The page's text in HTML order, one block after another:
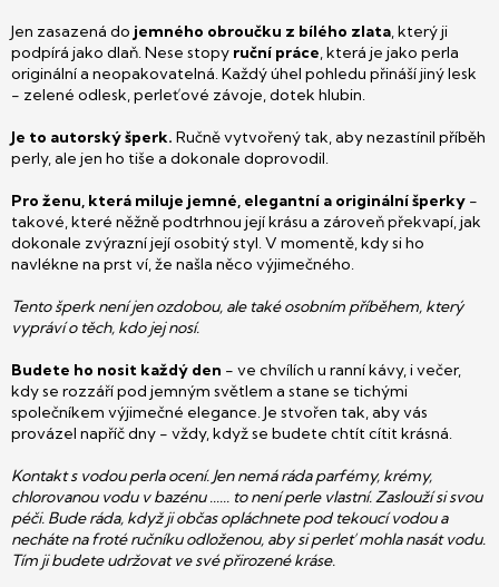
Jen zasazená do jemného obroučku z bílého zlata, který ji
podpírá jako dlaň. Nese stopy ruční práce, která je jako perla
originální a neopakovatelná. Každý úhel pohledu přináší jiný lesk
- zelené odlesk, perleťové závoje, dotek hlubin.
Je to autorský šperk. Ručně vytvořený tak, aby nezastínil příběh
perly, ale jen ho tiše a dokonale doprovodil.
Pro ženu, která miluje jemné, elegantní a originální šperky -
takové, které něžně podtrhnou její krásu a zároveň překvapí, jak
dokonale zvýrazní její osobitý styl. V momentě, kdy si ho
navlékne na prst ví, že našla něco výjimečného.
Tento šperk není jen ozdobou, ale také osobním příběhem, který
vypráví o těch, kdo jej nosí.
Budete ho nosit každý den - ve chvílích u ranní kávy, i večer,
kdy se rozzáří pod jemným světlem a stane se tichými
společníkem výjimečné elegance. Je stvořen tak, aby vás
provázel napříč dny - vždy, když se budete chtít cítit krásná.
Kontakt s vodou perla ocení. Jen nemá ráda parfémy, krémy,
chlorovanou vodu v bazénu ...... to není perle vlastní. Zaslouží si svou
péči. Bude ráda, když ji občas opláchnete pod tekoucí vodou a
necháte na froté ručníku odloženou, aby si perleť mohla nasát vodu.
Tím ji budete udržovat ve své přirozené kráse.